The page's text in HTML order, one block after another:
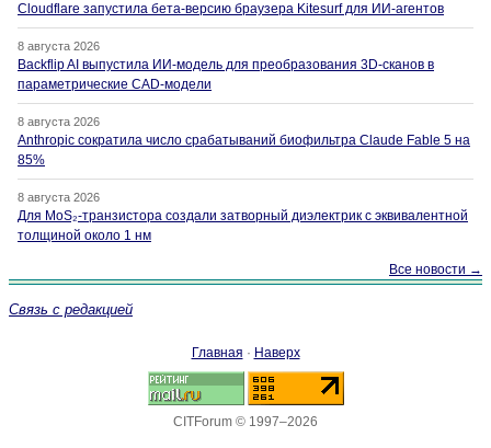
Cloudflare запустила бета-версию браузера Kitesurf для ИИ-агентов
8 августа 2026
Backflip AI выпустила ИИ-модель для преобразования 3D-сканов в
параметрические CAD-модели
8 августа 2026
Anthropic сократила число срабатываний биофильтра Claude Fable 5 на
85%
8 августа 2026
Для MoS₂-транзистора создали затворный диэлектрик с эквивалентной
толщиной около 1 нм
Все новости →
Связь с редакцией
Главная · Наверх
CITForum © 1997–2026